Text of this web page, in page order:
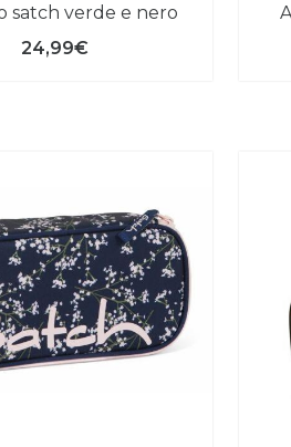
satch verde e nero
24,99€